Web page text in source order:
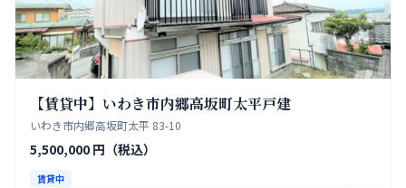
【賃貸中】いわき市内郷高坂町太平戸建
いわき市内郷高坂町太平 83-10
5,500,000 円（税込）
賃貸中